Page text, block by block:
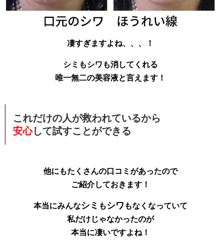
凄すぎますよね、、、！
シミもシワも消してくれる
唯一無二の美容液と言えます！
これだけの人が救われているから
安心して試すことができる
他にもたくさんの口コミがあったので
ご紹介しておきます！
本当にみんなシミ もシワ もなくなっていて
私だけじゃなかったのが
本当に凄いですよね！